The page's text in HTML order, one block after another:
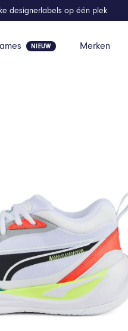
Merken
designerlabels op één plek